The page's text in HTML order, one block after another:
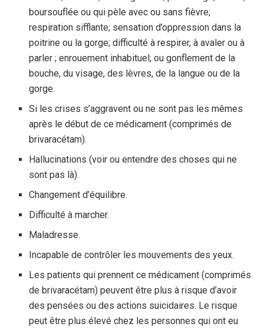
boursouflée ou qui pèle avec ou sans fièvre;
respiration sifflante; sensation d’oppression dans la
poitrine ou la gorge; difficulté à respirer, à avaler ou à
parler ; enrouement inhabituel; ou gonflement de la
bouche, du visage, des lèvres, de la langue ou de la
gorge.
Si les crises s’aggravent ou ne sont pas les mêmes
après le début de ce médicament (comprimés de
brivaracétam).
Hallucinations (voir ou entendre des choses qui ne
sont pas là).
Changement d’équilibre.
Difficulté à marcher.
Maladresse.
Incapable de contrôler les mouvements des yeux.
Les patients qui prennent ce médicament (comprimés
de brivaracétam) peuvent être plus à risque d’avoir
des pensées ou des actions suicidaires. Le risque
peut être plus élevé chez les personnes qui ont eu